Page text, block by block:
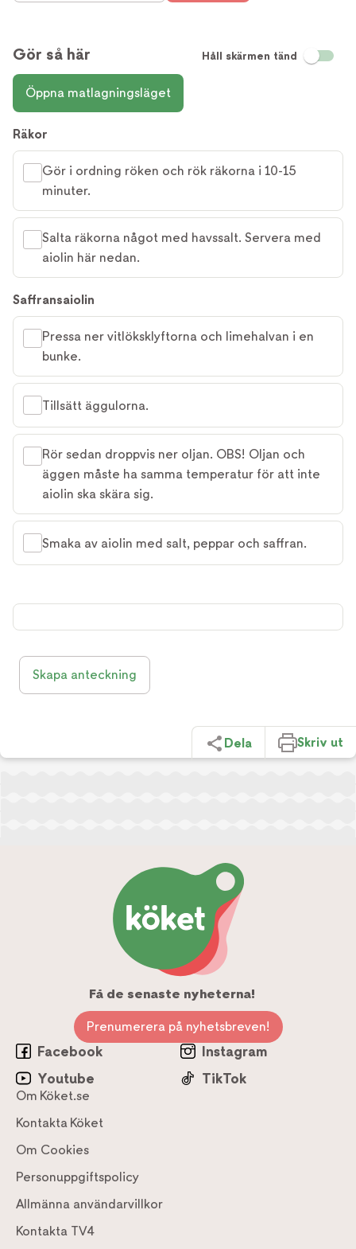
Gör så här Håll skärmen tänd
Öppna matlagningsläget
Räkor
Gör i ordning röken och rök räkorna i 10-15
minuter.
Salta räkorna något med havssalt. Servera med
aiolin här nedan.
Saffransaiolin
Pressa ner vitlöksklyftorna och limehalvan i en
bunke.
Tillsätt äggulorna.
Rör sedan droppvis ner oljan. OBS! Oljan och
äggen måste ha samma temperatur för att inte
aiolin ska skära sig.
Smaka av aiolin med salt, peppar och saffran.
Skapa anteckning
Dela Skriv ut
Få de senaste nyheterna!
Prenumerera på nyhetsbreven!
Facebook
Instagram
Youtube
TikTok
Om Köket.se
Kontakta Köket
Om Cookies
Personuppgiftspolicy
Allmänna användarvillkor
Kontakta TV4